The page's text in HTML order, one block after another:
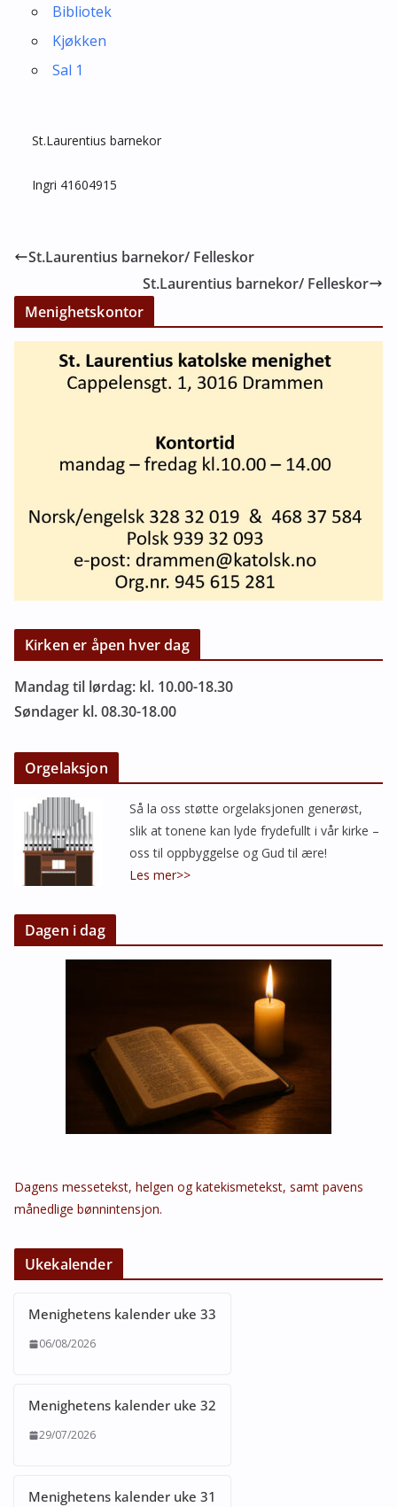
Bibliotek
Kjøkken
Sal 1
St.Laurentius barnekor
Ingri 41604915
St.Laurentius barnekor/ Felleskor
St.Laurentius barnekor/ Felleskor
Menighetskontor
Kirken er åpen hver dag
Mandag til lørdag: kl. 10.00-18.30
Søndager kl. 08.30-18.00
Orgelaksjon
Så la oss støtte orgelaksjonen generøst,
slik at tonene kan lyde frydefullt i vår kirke –
oss til oppbyggelse og Gud til ære!
Les mer>>
Dagen i dag
Dagens messetekst, helgen og katekismetekst, samt pavens
månedlige bønnintensjon.
Ukekalender
Menighetens kalender uke 33
06/08/2026
Menighetens kalender uke 32
29/07/2026
Menighetens kalender uke 31